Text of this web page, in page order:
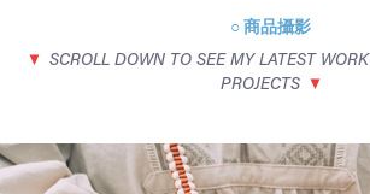
○ 商品攝影
▼ SCROLL DOWN TO SEE MY LATEST
PROJECTS ▼